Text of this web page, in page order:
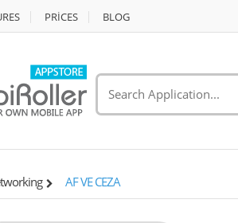
PRİCES BLOG
AF VE CEZA